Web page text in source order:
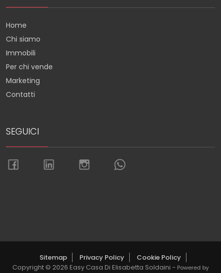
Home
Chi siamo
Immobili
Per chi vende
Marketing
Contatti
SEGUICI
Sitemap Privacy Policy
Cookie Policy
Copyright © 2026 Easy Casa Di Elisabetta Soldaini - Powered by